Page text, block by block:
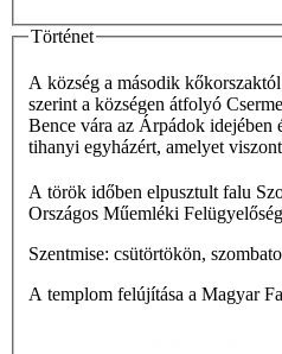
Történet
A község a második
szerint a községen átfolyó
Bence vára az Árpádok idejében
tihanyi egyházért, amelyet
A török időben elpusztult falu
Országos Műemléki
Szentmise: csütörtökön,
A templom felújítása a Magyar